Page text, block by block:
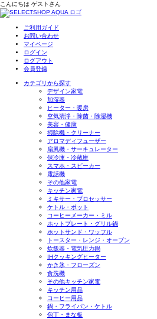
こんにちは ゲスト さん
ご利用ガイド
お問い合わせ
マイページ
ログイン
ログアウト
会員登録
カテゴリから探す
デザイン家電
加湿器
ヒーター・暖房
空気清浄・除菌・除湿機
美容・健康
掃除機・クリーナー
アロマディフューザー
扇風機・サーキュレーター
保冷庫・冷蔵庫
スマホ・スピーカー
電話機
その他家電
キッチン家電
ミキサー・プロセッサー
ケトル・ポット
コーヒーメーカー・ミル
ホットプレート・グリル鍋
ホットサンド・ワッフル
トースター・レンジ・オーブン
炊飯器・電気圧力鍋
IHクッキングヒーター
かき氷・フローズン
食洗機
その他キッチン家電
キッチン用品
コーヒー用品
鍋・フライパン・ケトル
包丁・まな板